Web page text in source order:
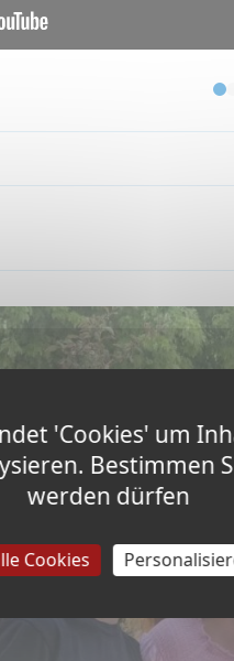
anderer Tanzarten
Französisch
und den
ein Mindestniveau
Französischunterricht.
sind von unserem
'Cookies' um
Bestimmen
werden dürfen
Cookies